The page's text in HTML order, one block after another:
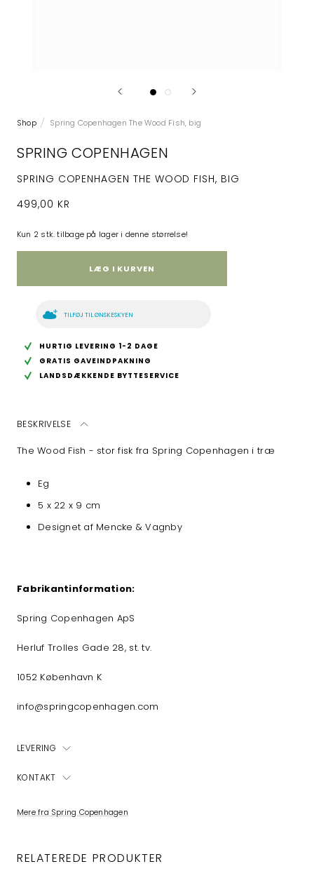
Shop Spring Copenhagen The Wood Fish, big
SPRING COPENHAGEN
SPRING COPENHAGEN THE WOOD FISH, BIG
499,00 KR
Kun 2 stk. tilbage på lager i denne størrelse!
LÆG I KURVEN
TILFØJ TIL ØNSKESKYEN
HURTIG LEVERING 1-2 DAGE
GRATIS GAVEINDPAKNING
LANDSDÆKKENDE BYTTESERVICE
BESKRIVELSE
The Wood Fish - stor fisk fra Spring Copenhagen i træ
Eg
5 x 22 x 9 cm
Designet af Mencke & Vagnby
Fabrikantinformation:
Spring Copenhagen ApS
Herluf Trolles Gade 28, st. tv.
1052 København K
info@springcopenhagen.com
LEVERING
KONTAKT
Mere fra Spring Copenhagen
RELATEREDE PRODUKTER